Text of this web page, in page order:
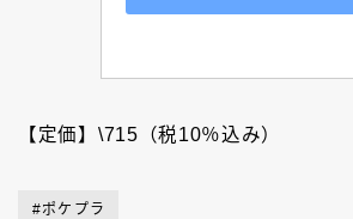
【定価】\715（税10％込み）
#ポケプラ